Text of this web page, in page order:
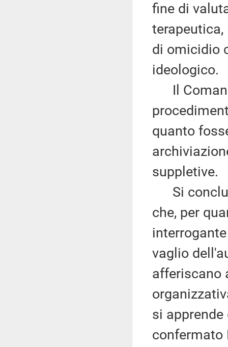
fine di
di omicidio
ideologico.
Il
quanto
suppletive.
Si
che, per
vaglio
afferiscano
si
confermato